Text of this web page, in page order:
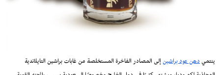
ينتميدهن عود براشينإلى المصادر الفاخرة المستخلصة من غابات براشين التايلاندية